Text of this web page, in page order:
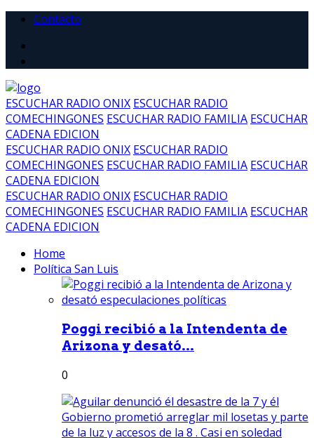
Contacto
ESCUCHAR RADIO ONIX ESCUCHAR RADIO
COMECHINGONES ESCUCHAR RADIO FAMILIA ESCUCHAR
CADENA EDICION
ESCUCHAR RADIO ONIX ESCUCHAR RADIO
COMECHINGONES ESCUCHAR RADIO FAMILIA ESCUCHAR
CADENA EDICION
ESCUCHAR RADIO ONIX ESCUCHAR RADIO
COMECHINGONES ESCUCHAR RADIO FAMILIA ESCUCHAR
CADENA EDICION
Home
Política San Luis
Poggi recibió a la Intendenta de
Arizona y desató...
0